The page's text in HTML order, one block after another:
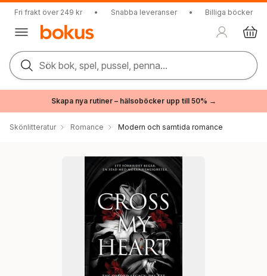
Fri frakt över 249 kr • Snabba leveranser • Billiga böcker
Sök bok, spel, pussel, penna...
Skapa nya rutiner – hälsoböcker upp till 50% →
Skönlitteratur Romance Modern och samtida romance